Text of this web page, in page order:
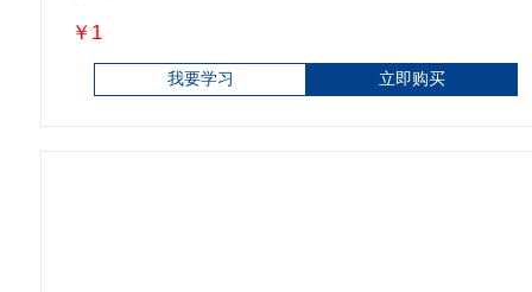
￥1
我要学习 立即购买